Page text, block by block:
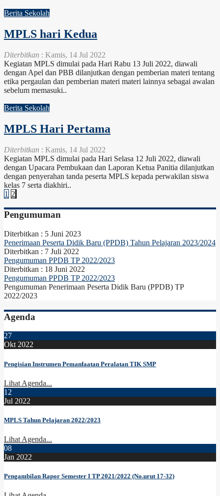
Berita Sekolah
MPLS hari Kedua
Diterbitkan : Kamis, 14 Jul 2022
Kegiatan MPLS dimulai pada Hari Rabu 13 Juli 2022, diawali
dengan Apel dan PBB dilanjutkan dengan pemberian materi tentang
etika pergaulan dan pemberian materi materi lainnya sebagai awalan
sebelum memasuki..
Berita Sekolah
MPLS Hari Pertama
Diterbitkan : Kamis, 14 Jul 2022
Kegiatan MPLS dimulai pada Hari Selasa 12 Juli 2022, diawali
dengan Upacara Pembukaan dan Laporan Ketua Panitia dilanjutkan
dengan penyerahan tanda peserta MPLS kepada perwakilan siswa
kelas 7 serta diakhiri..
1 2
Pengumuman
Diterbitkan : 5 Juni 2023
Penerimaan Peserta Didik Baru (PPDB) Tahun Pelajaran 2023/2024
Diterbitkan : 7 Juli 2022
Pengumuman PPDB TP 2022/2023
Diterbitkan : 18 Juni 2022
Pengumuman PPDB TP 2022/2023
Pengumuman Penerimaan Peserta Didik Baru (PPDB) TP
2022/2023
Agenda
27
Okt 2022
Pengisian Instrumen Pemanfaatan Peralatan TIK SMP
Lihat Agenda...
12
Jul 2022
MPLS Tahun Pelajaran 2022/2023
Lihat Agenda...
08
Jan 2022
Pengambilan Rapor Semester I TP 2021/2022 (No.urut 17-32)